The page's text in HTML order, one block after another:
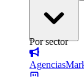
Por sector
Agencias